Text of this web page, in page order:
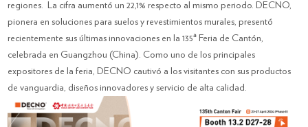
regiones. La cifra aumentó un 22,1% respecto al mismo periodo. DECNO,
pionera en soluciones para suelos y revestimientos murales, presentó
recientemente sus últimas innovaciones en la 135ª Feria de Cantón,
celebrada en Guangzhou (China). Como uno de los principales
expositores de la feria, DECNO cautivó a los visitantes con sus productos
de vanguardia, diseños innovadores y servicio de alta calidad.